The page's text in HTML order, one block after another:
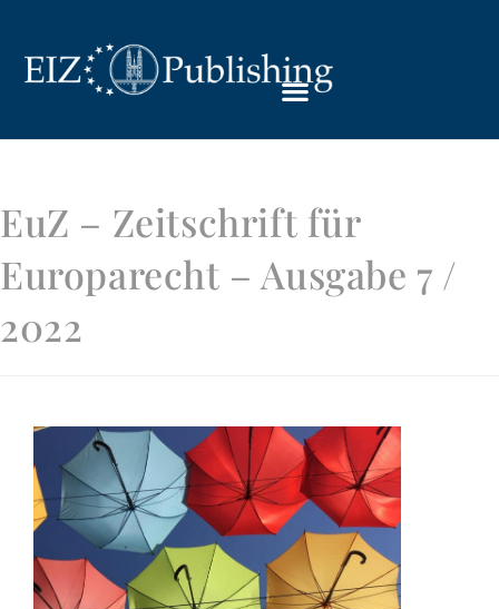
EuZ – Zeitschrift für
Europarecht – Ausgabe 7 /
2022